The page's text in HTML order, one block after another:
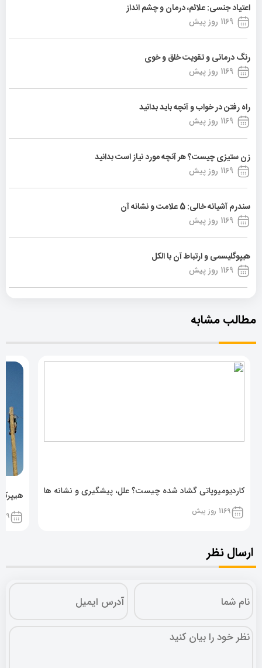
اعتیاد جنسی: علائم، درمان و چشم انداز
1169 روز پیش
رنگ درمانی و تقویت خلق و خوی
1169 روز پیش
راه رفتن در خواب و آنچه باید بدانید
1169 روز پیش
زن ستیزی چیست؟ هر آنچه مورد نیاز است بدانید
1169 روز پیش
سندرم آشیانه خالی: 5 علامت و نشانه آن
1169 روز پیش
هیپوگلیسمی و ارتباط آن با الکل
1169 روز پیش
مطالب مشابه
کاردیومیوپاتی گشاد شده چیست؟ علل، پیشگیری و نشانه ها
1169 روز پیش 1169
ارسال نظر